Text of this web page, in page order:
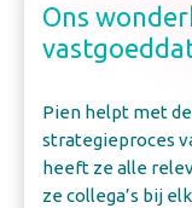
Ons
Pien helpt met
strategieproces
heeft ze alle
ze collega’s bij